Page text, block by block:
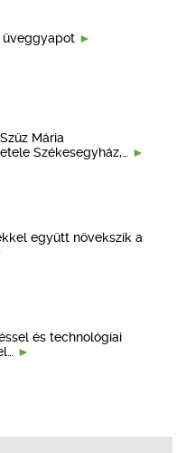
üveggyapot
Mária
Székesegyház,…
együtt növekszik a
és technológiai